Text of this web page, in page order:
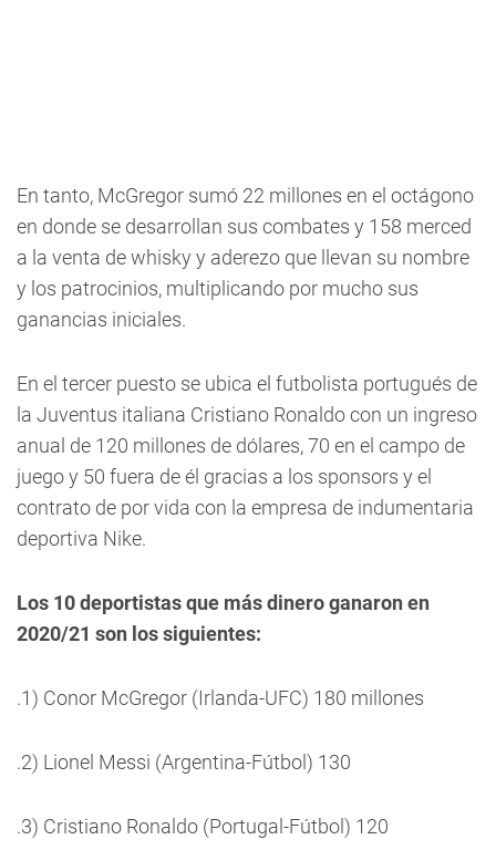
En tanto, McGregor sumó 22 millones en el octágono
en donde se desarrollan sus combates y 158 merced
a la venta de whisky y aderezo que llevan su nombre
y los patrocinios, multiplicando por mucho sus
ganancias iniciales.
En el tercer puesto se ubica el futbolista portugués de
la Juventus italiana Cristiano Ronaldo con un ingreso
anual de 120 millones de dólares, 70 en el campo de
juego y 50 fuera de él gracias a los sponsors y el
contrato de por vida con la empresa de indumentaria
deportiva Nike.
Los 10 deportistas que más dinero ganaron en
2020/21 son los siguientes:
.1) Conor McGregor (Irlanda-UFC) 180 millones
.2) Lionel Messi (Argentina-Fútbol) 130
.3) Cristiano Ronaldo (Portugal-Fútbol) 120